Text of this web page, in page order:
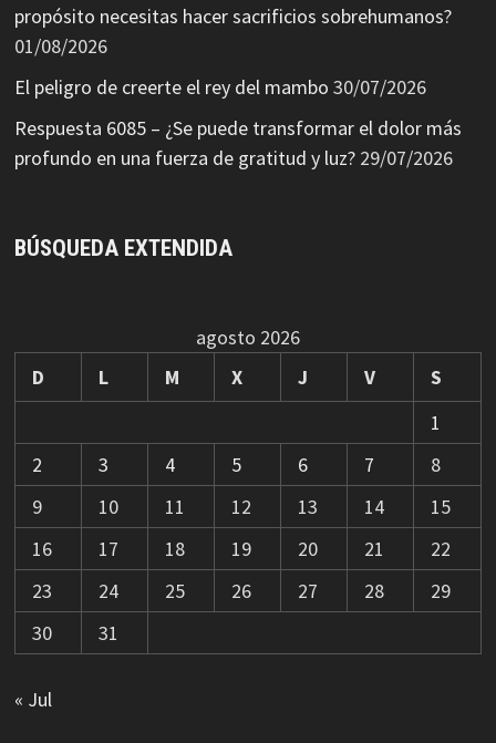
propósito necesitas hacer sacrificios sobrehumanos?
01/08/2026
El peligro de creerte el rey del mambo 30/07/2026
Respuesta 6085 – ¿Se puede transformar el dolor más
profundo en una fuerza de gratitud y luz? 29/07/2026
BÚSQUEDA EXTENDIDA
agosto 2026
D
L M X J V
S
1
2
3 4 5 6 7
8
9
10 11 12 13 14
15
16
17 18 19 20 21
22
23
24 25 26 27 28
29
30
31
« Jul